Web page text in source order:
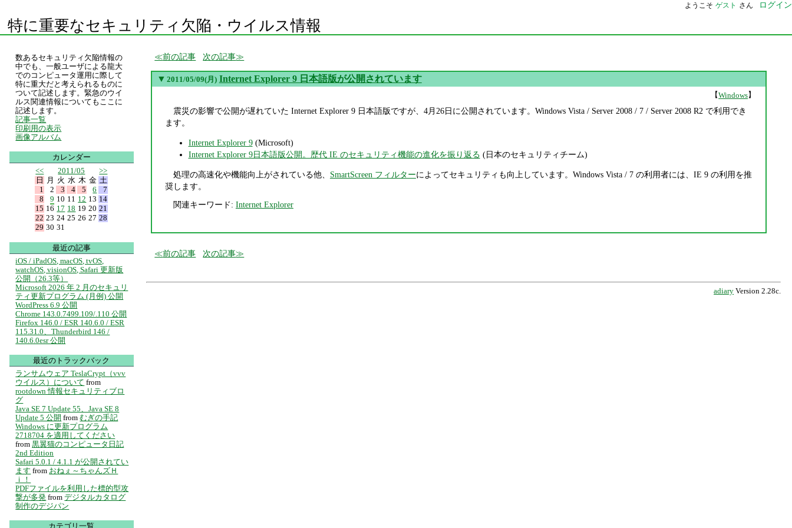
ようこそ ゲスト さん ログイン
特に重要なセキュリティ欠陥・ウイルス情報
前の記事 次の記事
▼ 2011/05/09(月) Internet Explorer 9 日本語版が公開されています
【Windows】
震災の影響で公開が遅れていた Internet Explorer 9 日本語版ですが、4月26日に公開されています。Windows Vista / Server 2008 / 7 / Server 2008 R2 で利用でき
ます。
Internet Explorer 9(Microsoft)
Internet Explorer 9日本語版公開。歴代 IE のセキュリティ機能の進化を振り返る (日本のセキュリティチーム)
処理の高速化や機能向上がされている他、 SmartScreen フィルターによってセキュリティも向上しています。Windows Vista / 7 の利用者には、IE 9 の利用を推
奨します。
関連キーワード: Internet Explorer
前の記事 次の記事
adiary Version 2.28c.
数あるセキュリティ欠陥情報の
中でも、一般ユーザによる龍大
でのコンピュータ運用に際して
特に重大だと考えられるものに
ついて記述します。緊急のウイ
ルス関連情報についてもここに
記述します。
記事一覧
印刷用の表示
画像アルバム
カレンダー
<<
2011/05
>>
日
月 火 水 木 金 土
1
2 3 4 5 6
7
8
9 10 11 12 13 14
15 16 17 18 19 20 21
22 23 24 25 26 27 28
29 30 31
最近の記事
iOS / iPadOS, macOS, tvOS,
watchOS, visionOS, Safari 更新版
公開（26.3等）
Microsoft 2026 年 2 月のセキュリ
ティ更新プログラム (月例) 公開
WordPress 6.9 公開
Chrome 143.0.7499.109/.110 公開
Firefox 146.0 / ESR 140.6.0 / ESR
115.31.0、Thunderbird 146 /
140.6.0esr 公開
最近のトラックバック
ランサムウェア TeslaCrypt（vvv
ウイルス）について from
rootdown 情報セキュリティブロ
グ
Java SE 7 Update 55、Java SE 8
Update 5 公開 from むぎの手記
Windows に更新プログラム
2718704 を適用してください
from 黒翼猫のコンピュータ日記
2nd Edition
Safari 5.0.1 / 4.1.1 が公開されてい
ます from おねぇ～ちゃんズＨ
ｉ！
PDFファイルを利用した標的型攻
撃が多発 from デジタルカタログ
制作のデジパン
カテゴリ一覧